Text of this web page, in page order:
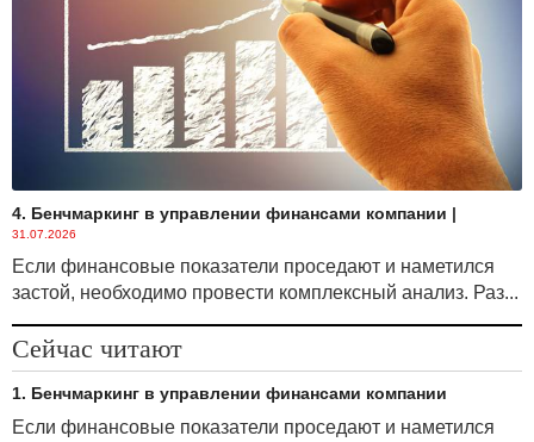
4. Бенчмаркинг в управлении финансами компании |
31.07.2026
Если финансовые показатели проседают и наметился
застой, необходимо провести комплексный анализ. Раз...
Сейчас читают
1. Бенчмаркинг в управлении финансами компании
Если финансовые показатели проседают и наметился